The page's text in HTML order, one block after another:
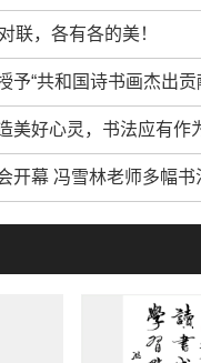
艺术精髓”为宗旨，展示
国书画艺术发展变化的大
视文化栏目。
联，各有各的美！
美好心灵，书法应有作